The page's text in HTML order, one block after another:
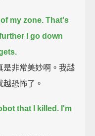
my zone. That's
I go down
是非常美妙啊。我越
恐怖了。
that I killed. I'm